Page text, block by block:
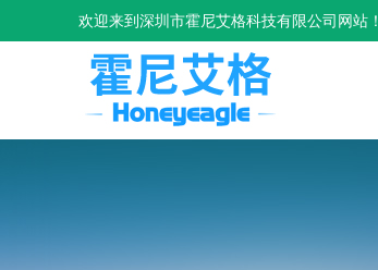
欢迎来到深圳市霍尼艾格科技有限公司网站！